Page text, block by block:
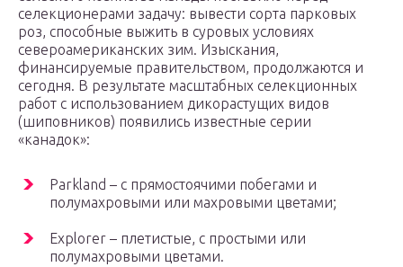
селекционерами задачу: вывести сорта парковых
роз, способные выжить в суровых условиях
североамериканских зим. Изыскания,
финансируемые правительством, продолжаются и
сегодня. В результате масштабных селекционных
работ с использованием дикорастущих видов
(шиповников) появились известные серии
«канадок»:
Parkland – с прямостоячими побегами и
полумахровыми или махровыми цветами;
Explorer – плетистые, с простыми или
полумахровыми цветами.